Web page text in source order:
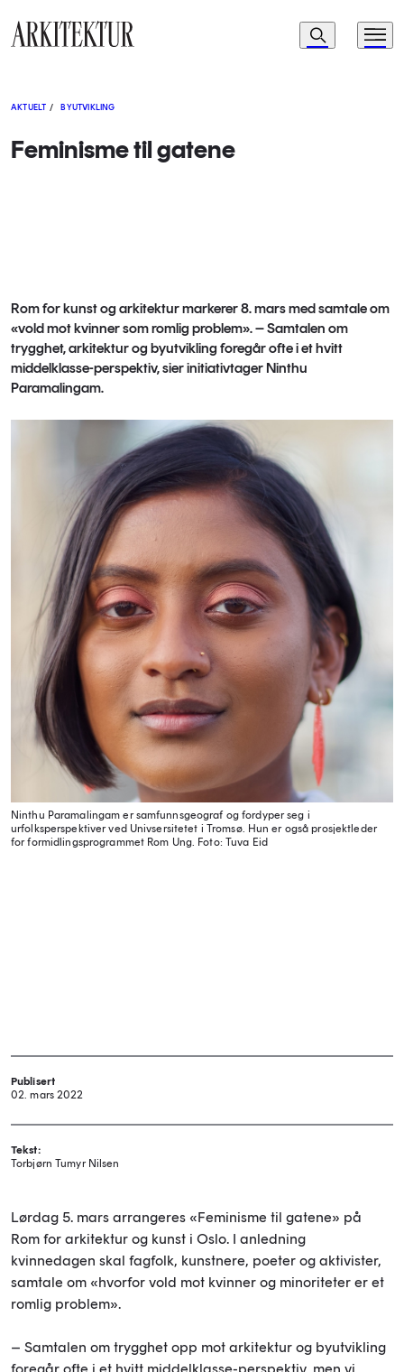
Navigasjon
Søk Meny
AKTUELT / BYUTVIKLING
Feminisme til gatene
Rom for kunst og arkitektur markerer 8. mars med samtale om
«vold mot kvinner som romlig problem». – Samtalen om
trygghet, arkitektur og byutvikling foregår ofte i et hvitt
middelklasse-perspektiv, sier initiativtager Ninthu
Paramalingam.
Ninthu Paramalingam er samfunnsgeograf og fordyper seg i
urfolksperspektiver ved Univsersitetet i Tromsø. Hun er også prosjektleder
for formidlingsprogrammet Rom Ung. Foto: Tuva Eid
Publisert
02. mars 2022
Tekst:
Torbjørn Tumyr Nilsen
Lørdag 5. mars arrangeres «Feminisme til gatene» på
Rom for arkitektur og kunst i Oslo. I anledning
kvinnedagen skal fagfolk, kunstnere, poeter og aktivister,
samtale om «hvorfor vold mot kvinner og minoriteter er et
romlig problem».
– Samtalen om trygghet opp mot arkitektur og byutvikling